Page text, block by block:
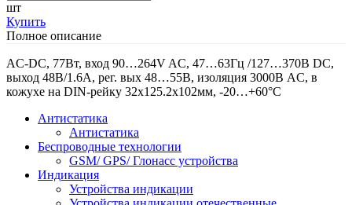
шт
Купить
Полное описание
AC-DC, 77Вт, вход 90…264V AC, 47…63Гц /127…370В DC,
выход 48В/1.6A, рег. вых 48…55В, изоляция 3000В AC, в
кожухе на DIN-рейку 32х125.2х102мм, -20…+60°С
Антистатика
Антистатика
Беспроводные технологии
GSM/ GPS/ Глонасс устройства
Индикация
Устройства индикации